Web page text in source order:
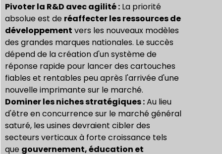
Pivoter la R&D avec agilité : La priorité
absolue est de réaffecter les ressources de
développement vers les nouveaux modèles
des grandes marques nationales. Le succès
dépend de la création d'un système de
réponse rapide pour lancer des cartouches
fiables et rentables peu après l'arrivée d'une
nouvelle imprimante sur le marché.
Dominer les niches stratégiques :Au lieu
d'être en concurrence sur le marché général
saturé, les usines devraient cibler des
secteurs verticaux à forte croissance tels
que gouvernement, éducation et